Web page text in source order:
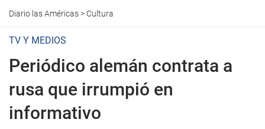
Diario las Américas> Cultura
TV Y MEDIOS
Periódico alemán contrata a
rusa que irrumpió en
informativo